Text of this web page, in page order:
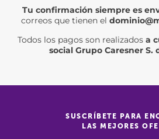
Tu confirmación siempre es
correos que tienen el
Todos los pagos son realizados a
social Grupo Caresner S.
SUSCRÍBETE PARA
LAS MEJORES